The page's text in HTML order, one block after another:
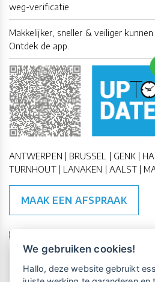
weg-verificatie
Makkelijker, sneller & veiliger
Ontdek de app.
ANTWERPEN | BRUSSEL | GENK |
TURNHOUT | LANAKEN | AALST |
MAAK EEN AFSPRAAK
🇪🇺 🇧🇪
We gebruiken cookies!
Hallo, deze website gebruikt
een persoonlijke demo.